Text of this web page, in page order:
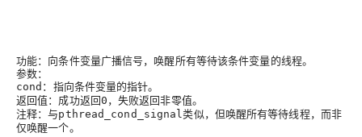
功能：向条件变量广播信号，唤醒所有等待该条件变量的线程。
参数：
cond ：指向条件变量的指针。
返回值：成功返回0 ，失败返回非零值。
注释：与pthread_cond_signal类似，但唤醒所有等待线程，而非
仅唤醒一个。